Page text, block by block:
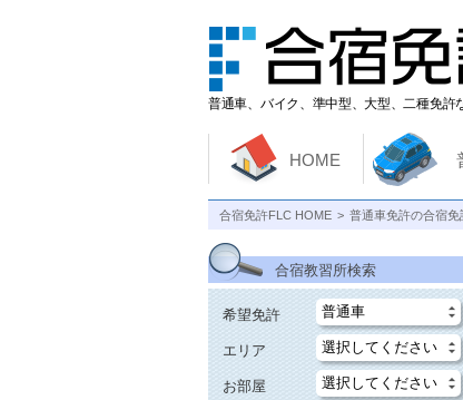
普通車、バイク、準中型、大型、二種免許
HOME
合宿免許FLC HOME 普通車免許の合宿免
合宿教習所検索
希望免許
エリア
お部屋